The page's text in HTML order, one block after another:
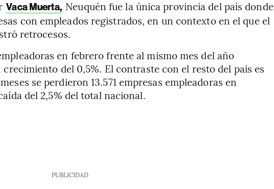
Vaca Muerta, Neuquén fue la única provincia del país donde
con empleados registrados, en un contexto en el que el
retrocesos.
en febrero frente al mismo mes del año
del 0,5%. El contraste con el resto del país es
se perdieron 13.571 empresas empleadoras en
del 2,5% del total nacional.
PUBLICIDAD